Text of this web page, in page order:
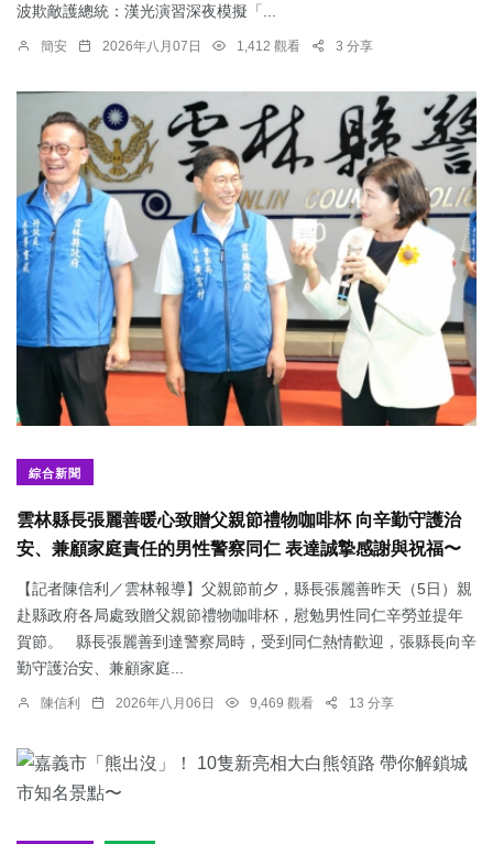
波欺敵護總統：​漢光演習深夜模擬「...
簡安 2026年八月07日 1,412 觀看 3 分享
綜合新聞
雲林縣長張麗善暖心致贈父親節禮物咖啡杯 向辛勤守護治
安、兼顧家庭責任的男性警察同仁 表達誠摯感謝與祝福〜
【記者陳信利／雲林報導】父親節前夕，縣長張麗善昨天（5日）親
赴縣政府各局處致贈父親節禮物咖啡杯，慰勉男性同仁辛勞並提年
賀節。 縣長張麗善到達警察局時，受到同仁熱情歡迎，張縣長向辛
勤守護治安、兼顧家庭...
陳信利 2026年八月06日 9,469 觀看 13 分享